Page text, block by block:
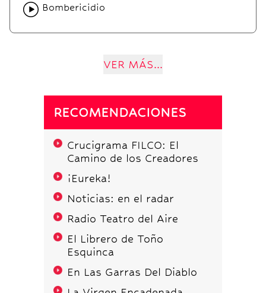
Bombericidio
VER MÁS...
RECOMENDACIONES
Crucigrama FILCO: El
Camino de los Creadores
¡Eureka!
Noticias: en el radar
Radio Teatro del Aire
El Librero de Toño
Esquinca
En Las Garras Del Diablo